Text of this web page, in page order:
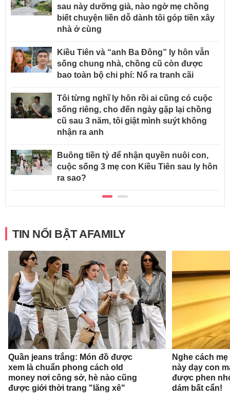
sau này dưỡng già, nào ngờ mẹ chồng
biết chuyện liền dỗ dành tôi góp tiền xây
nhà ở cùng
Kiều Tiên và “anh Ba Đông” ly hôn vẫn
sống chung nhà, chồng cũ còn được
bao toàn bộ chi phí: Nổ ra tranh cãi
Tôi từng nghĩ ly hôn rồi ai cũng có cuộc
sống riêng, cho đến ngày gặp lại chồng
cũ sau 3 năm, tôi giật mình suýt không
nhận ra anh
Buông tiền tỷ để nhận quyền nuôi con,
cuộc sống 3 mẹ con Kiều Tiên sau ly hôn
ra sao?
TIN NỔI BẬT AFAMILY
Quần jeans trắng: Món đồ được
xem là chuẩn phong cách old
money nơi công sở, hè nào cũng
được giới thời trang "lăng xê"
Nghe cách
này dạy con
được phen
dám bất cẩn!